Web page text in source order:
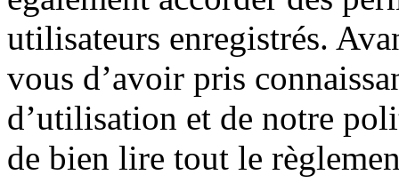
utilisateurs enregistrés.
vous d’avoir pris
d’utilisation et de notre
de bien lire tout le